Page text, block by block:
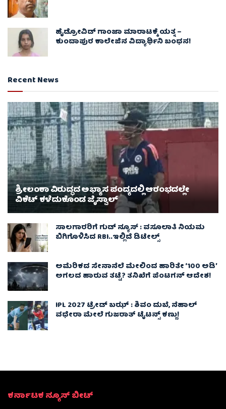
ಹೈಡ್ರೋವಿಡ್ ಗಾಂಜಾ ಮಾರಾಟಕ್ಕೆ ಯತ್ನ –
ಕುಂದಾಪುರ ಕಾಲೇಜಿನ ವಿದ್ಯಾರ್ಥಿನಿ ಬಂಧನ!
Recent News
ಶ್ರೀಲಂಕಾ ವಿರುದ್ಧದ ಅಭ್ಯಾಸ ಪಂದ್ಯದಲ್ಲಿ ಆರಂಭದಲ್ಲೇ
ವಿಕೆಟ್ ಕಳೆದುಕೊಂಡ ಜೈಸ್ವಾಲ್
ಸಾಲಗಾರರಿಗೆ ಗುಡ್ ನ್ಯೂಸ್ : ವಸೂಲಾತಿ ನಿಯಮ
ಬಿಗಿಗೊಳಿಸಿದ RBI..ಇಲ್ಲಿದೆ ಡಿಟೇಲ್ಸ್
ಅಮೆರಿಕದ ಸೇನಾನೆಲೆ ಮೇಲಿಂದ ಹಾರಿತೇ ‘100 ಅಡಿ’
ಅಗಲದ ಹಾರುವ ತಟ್ಟೆ? ತನಿಖೆಗೆ ಪೆಂಟಗನ್ ಆದೇಶ!
IPL 2027 ಟ್ರೇಡ್‌ ಬಝ್ : ಶಿವಂ ದುಬೆ, ನೆಹಾಲ್
ವಧೇರಾ ಮೇಲೆ ಗುಜರಾತ್ ಟೈಟನ್ಸ್ ಕಣ್ಣು!
ಕರ್ನಾಟಕ ನ್ಯೂಸ್ ಬೀಟ್